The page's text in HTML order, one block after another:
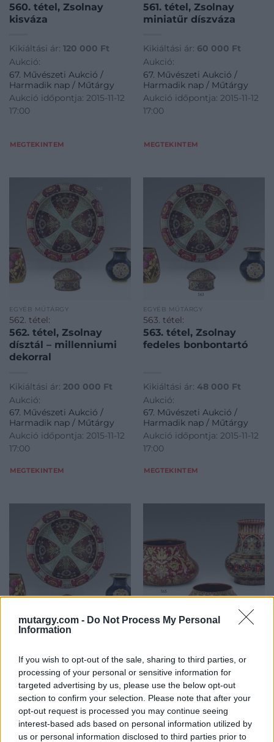
mutargy.com - Do Not Process My Personal
Information
If you wish to opt-out of the sale, sharing to third parties, or
processing of your personal or sensitive information for
targeted advertising by us, please use the below opt-out
section to confirm your selection. Please note that after your
opt-out request is processed you may continue seeing
interest-based ads based on personal information utilized by
us or personal information disclosed to third parties prior to
560. tétel, Zsolnay
kisváza
Kikiáltási ár: 120 000 Ft
Aukció:
67. Művészeti Aukció /
Harmadik nap / Műtárgy
Aukció időpontja: 2015-11-12
17:00
MEGTEKINTEM
561. tétel, Zsolnay
miniatűr díszváza
Kikiáltási ár: 60 000 Ft
Aukció:
67. Művészeti Aukció /
Harmadik nap / Műtárgy
Aukció időpontja: 2015-11-12
17:00
MEGTEKINTEM
EGYÉB MŰTÁRGY
562. tétel:
562. tétel, Zsolnay
dísztál – millenniumi
dekorral
Kikiáltási ár: 200 000 Ft
Aukció:
67. Művészeti Aukció /
Harmadik nap / Műtárgy
Aukció időpontja: 2015-11-12
17:00
MEGTEKINTEM
EGYÉB MŰTÁRGY
563. tétel:
563. tétel, Zsolnay
fedeles bonbontartó
Kikiáltási ár: 48 000 Ft
Aukció:
67. Művészeti Aukció /
Harmadik nap / Műtárgy
Aukció időpontja: 2015-11-12
17:00
MEGTEKINTEM
EGYÉB MŰTÁRGY
564. tétel, Zsolnay
miniatűr váza
Kikiáltási ár:50 000Ft
Aukció:
67. Művészeti Aukció /
Harmadik nap / Műtárgy
565. tétel, Zsolnay
díszváza
Kikiáltási ár:200 000Ft
Aukció:
67. Művészeti Aukció /
Harmadik nap / Műtárgy